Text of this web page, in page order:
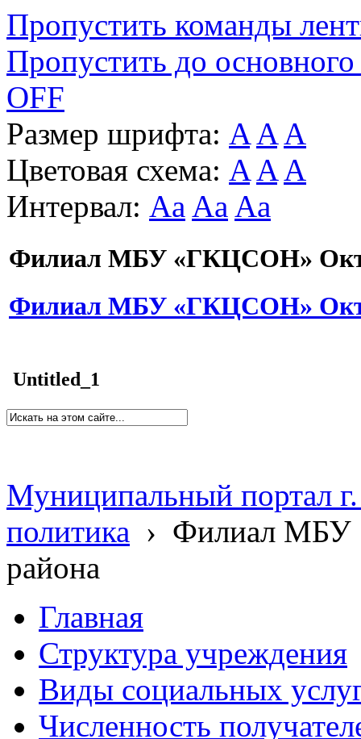
Пропустить команды
Пропустить до основного
OFF
Размер шрифта: A A A
Цветовая схема: A A A
Интервал: Aa Aa Aa
Филиал МБУ «ГКЦСОН»
Филиал МБУ «ГКЦСОН»
Untitled_1
Муниципальный портал
политика › Филиал МБУ
района
Главная
Структура учреждения
Виды социальных
Численность